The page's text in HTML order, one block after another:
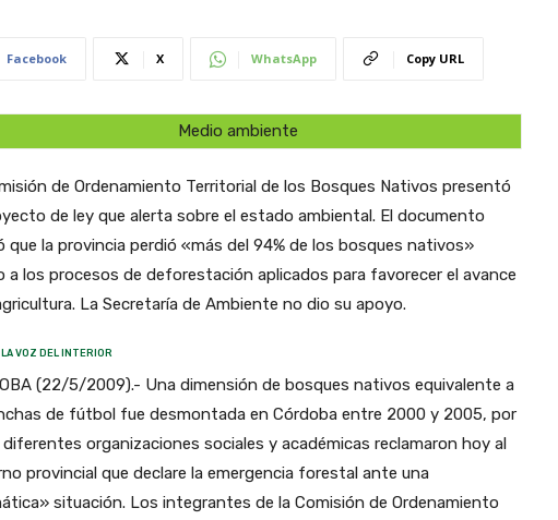
Facebook X WhatsApp Copy URL
Medio ambiente
de Ordenamiento Territorial de los Bosques Nativos presentó
de ley que alerta sobre el estado ambiental. El documento
que la provincia perdió «más del 94% de los bosques nativos»
a los procesos de deforestación aplicados para favorecer el avance
La Secretaría de Ambiente no dio su apoyo.
VOZ DEL INTERIOR
(22/5/2009).- Una dimensión de bosques nativos equivalente a
de fútbol fue desmontada en Córdoba entre 2000 y 2005, por
diferentes organizaciones sociales y académicas reclamaron hoy al
provincial que declare la emergencia forestal ante una
situación. Los integrantes de la Comisión de Ordenamiento